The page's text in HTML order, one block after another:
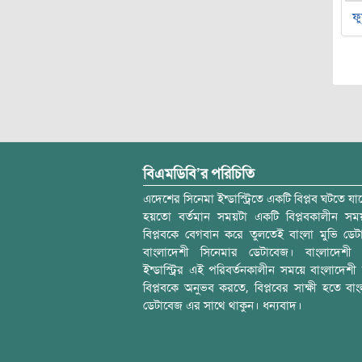
বিএমডিবি’র পরিচিতি
এদেশের সিনেমা ইন্ডাস্ট্রিতে একটি বিপ্লব ঘটতে
হয়তো বর্তমান সময়টা একটি বিপ্লবকালীন
বিপ্লবকে বেগবান করে তুলতেই বাংলা মুভি
বাংলাদেশী সিনেমার ডেটাবেজ। বাংলাদেশী
ইন্ডাস্ট্রির এই পরিবর্তনকালীন সময়ে বাংলাদেশী
বিপ্লবকে অনুভব করতে, বিপ্লবের সাক্ষী হতে
ডেটাবেজ এর সাথে থাকুন। ধন্যবাদ।